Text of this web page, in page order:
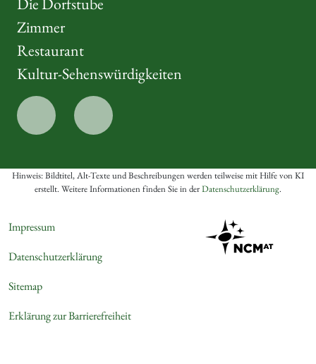
Zimmer
Restaurant
Kultur-Sehenswürdigkeiten
Hinweis: Bildtitel, Alt-Texte und Beschreibungen werden teilweise mit Hilfe von KI
erstellt. Weitere Informationen finden Sie in derDatenschutzerklärung.
Impressum
Datenschutzerklärung
Sitemap
Erklärung zur Barrierefreiheit